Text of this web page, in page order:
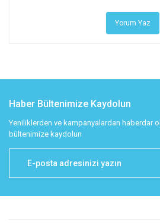
Yorum Yaz
Haber Bültenimize Kaydolun
Yeniliklerden ve kampanyalardan haberdar
bültenimize kaydolun